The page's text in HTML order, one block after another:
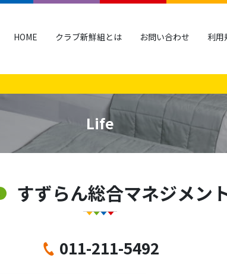
HOME クラブ新鮮組とは お問い合わせ 利用
Life
すずらん総合マネジメン
011-211-5492